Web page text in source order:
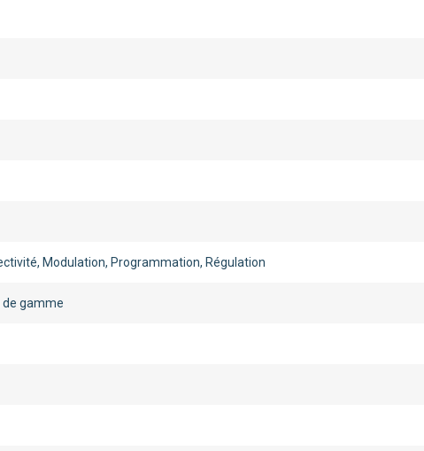
Modulation, Programmation, Régulation
de gamme